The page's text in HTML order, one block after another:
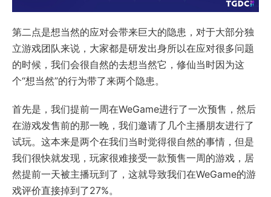
第二点是想当然的应对会带来巨大的隐患，对于大部分独
立游戏团队来说，大家都是研发出身所以在应对很多问题
的时候，我们会很自然的去想当然它，修仙当时因为这
个“想当然”的行为带了来两个隐患。
首先是，我们提前一周在WeGame进行了一次预售，然后
在游戏发售前的那一晚，我们邀请了几个主播朋友进行了
试玩。这本来是两个在我们当时觉得很自然的事情，但是
我们很快就发现，玩家很难接受一款预售一周的游戏，居
然提前一天被主播玩到了，这就导致我们在WeGame的游
戏评价直接掉到了27%。